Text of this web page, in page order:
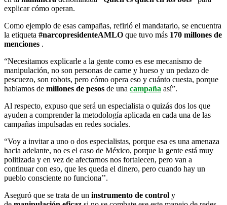
explicar cómo operan.
Como ejemplo de esas campañas, refirió el mandatario, se encuentra
la etiqueta #narcopresidenteAMLO que tuvo más 170 millones de
menciones .
“Necesitamos explicarle a la gente como es ese mecanismo de
manipulación, no son personas de carne y hueso y un pedazo de
pescuezo, son robots, pero cómo opera eso y cuánto cuesta, porque
hablamos de millones de pesos de una campaña así”.
Al respecto, expuso que será un especialista o quizás dos los que
ayuden a comprender la metodología aplicada en cada una de las
campañas impulsadas en redes sociales.
“Voy a invitar a uno o dos especialistas, porque esa es una amenaza
hacia adelante, no es el caso de México, porque la gente está muy
politizada y en vez de afectarnos nos fortalecen, pero van a
continuar con eso, que les queda el dinero, pero cuando hay un
pueblo consciente no funciona’’.
Aseguró que se trata de un instrumento de control y